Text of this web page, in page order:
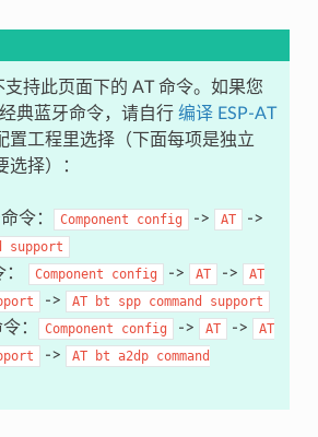
支持此页面下的 AT 命令。如果您
典蓝牙命令，请自行 编译 ESP-AT
置工程里选择（下面每项是独立
选择）：
令： Component config -> AT ->
support
： Component config -> AT ->
AT
-> AT bt spp command support
： Component config -> AT ->
AT
-> AT bt a2dp command